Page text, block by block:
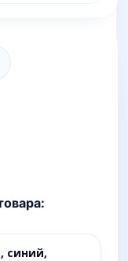
синий,